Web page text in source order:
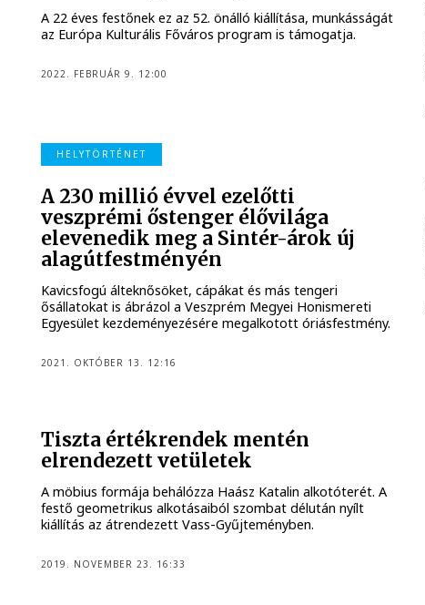
A 22 éves festőnek ez az 52. önálló kiállítása, munkásságát
az Európa Kulturális Főváros program is támogatja.
2022. FEBRUÁR 9. 12:00
HELYTÖRTÉNET
A 230 millió évvel ezelőtti
veszprémi őstenger élővilága
elevenedik meg a Sintér-árok új
alagútfestményén
Kavicsfogú álteknősöket, cápákat és más tengeri
ősállatokat is ábrázol a Veszprém Megyei Honismereti
Egyesület kezdeményezésére megalkotott óriásfestmény.
2021. OKTÓBER 13. 12:16
Tiszta értékrendek mentén
elrendezett vetületek
A möbius formája behálózza Haász Katalin alkotóterét. A
festő geometrikus alkotásaiból szombat délután nyílt
kiállítás az átrendezett Vass-Gyűjteményben.
2019. NOVEMBER 23. 16:33